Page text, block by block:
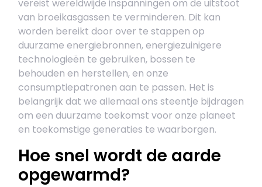
vereist wereldwijde inspanningen om de uitstoot
van broeikasgassen te verminderen. Dit kan
worden bereikt door over te stappen op
duurzame energiebronnen, energiezuinigere
technologieën te gebruiken, bossen te
behouden en herstellen, en onze
consumptiepatronen aan te passen. Het is
belangrijk dat we allemaal ons steentje bijdragen
om een duurzame toekomst voor onze planeet
en toekomstige generaties te waarborgen.
Hoe snel wordt de aarde
opgewarmd?